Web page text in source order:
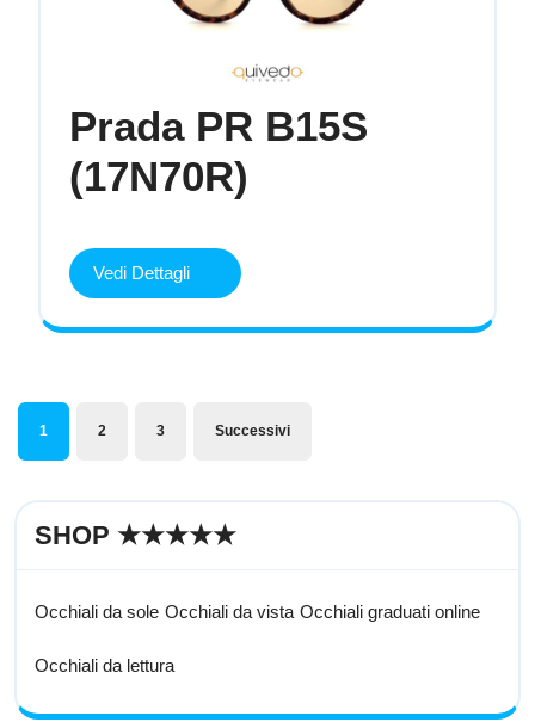
Prada PR B15S
(17N70R)
Vedi Dettagli
Vedi
Dettagli
Paginazione
degli
articoli
1 2 3 Successivi
SHOP ★★★★★
Occhiali da sole Occhiali da vista Occhiali graduati online
Occhiali da lettura